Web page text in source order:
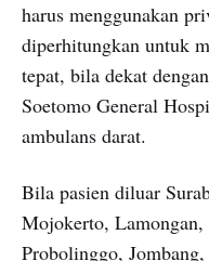
harus menggunakan
diperhitungkan untuk
tepat, bila dekat
Soetomo General
ambulans darat.
Bila pasien diluar
Mojokerto, Lamongan,
Probolinggo,